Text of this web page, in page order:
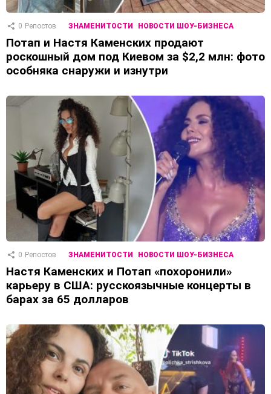
0 Репостов ЗНАМЕНИТОСТИ НОВОСТИ ШОУ-БИЗНЕСА
Потап и Настя Каменских продают
роскошный дом под Киевом за $2,2 млн: фото
особняка снаружи и изнутри
0 Репостов ЗНАМЕНИТОСТИ НОВОСТИ ШОУ-БИЗНЕСА
Настя Каменских и Потап «похоронили»
карьеру в США: русскоязычные концерты в
барах за 65 долларов